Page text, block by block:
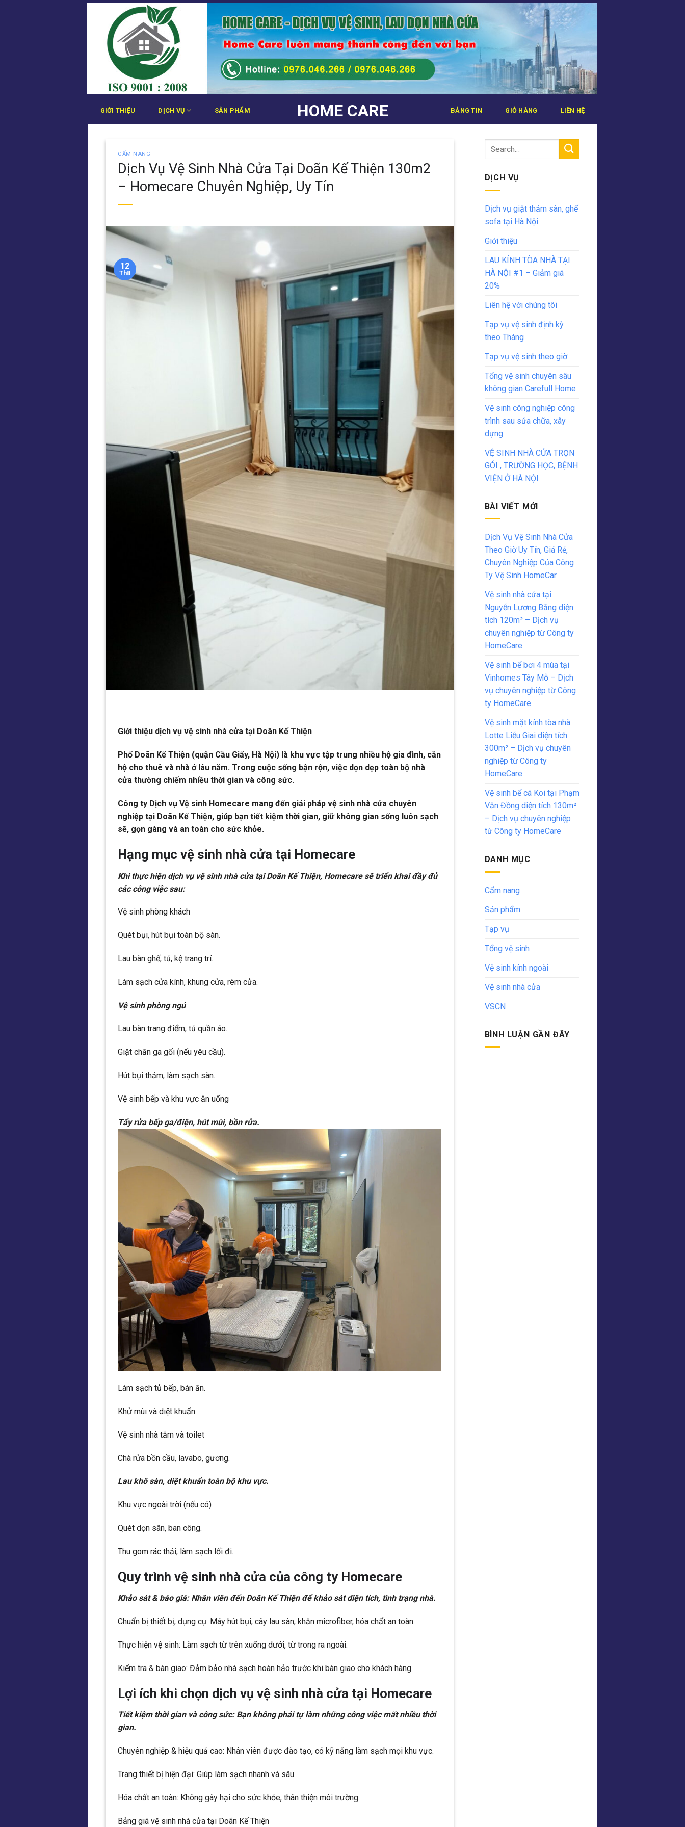
Bỏ
HOME CARE
GIỚI THIỆU DỊCH VỤ SẢN PHẨM BẢNG TIN GIỎ HÀNG LIÊN HỆ
CẨM NANG
Dịch Vụ Vệ Sinh Nhà Cửa Tại Doãn Kế Thiện 130m2
– Homecare Chuyên Nghiệp, Uy Tín
12
Th8
Giới thiệu dịch vụ vệ sinh nhà cửa tại Doãn Kế Thiện
Phố Doãn Kế Thiện (quận Cầu Giấy, Hà Nội) là khu vực tập trung nhiều hộ gia đình, căn
hộ cho thuê và nhà ở lâu năm. Trong cuộc sống bận rộn, việc dọn dẹp toàn bộ nhà
cửa thường chiếm nhiều thời gian và công sức.
Công ty Dịch vụ Vệ sinh Homecare mang đến giải pháp vệ sinh nhà cửa chuyên
nghiệp tại Doãn Kế Thiện, giúp bạn tiết kiệm thời gian, giữ không gian sống luôn sạch
sẽ, gọn gàng và an toàn cho sức khỏe.
Hạng mục vệ sinh nhà cửa tại Homecare
Khi thực hiện dịch vụ vệ sinh nhà cửa tại Doãn Kế Thiện, Homecare sẽ triển khai đầy đủ
các công việc sau:
Vệ sinh phòng khách
Quét bụi, hút bụi toàn bộ sàn.
Lau bàn ghế, tủ, kệ trang trí.
Làm sạch cửa kính, khung cửa, rèm cửa.
Vệ sinh phòng ngủ
Lau bàn trang điểm, tủ quần áo.
Giặt chăn ga gối (nếu yêu cầu).
Hút bụi thảm, làm sạch sàn.
Vệ sinh bếp và khu vực ăn uống
Tẩy rửa bếp ga/điện, hút mùi, bồn rửa.
Làm sạch tủ bếp, bàn ăn.
Khử mùi và diệt khuẩn.
Vệ sinh nhà tắm và toilet
Chà rửa bồn cầu, lavabo, gương.
Lau khô sàn, diệt khuẩn toàn bộ khu vực.
Khu vực ngoài trời (nếu có)
Quét dọn sân, ban công.
Thu gom rác thải, làm sạch lối đi.
Quy trình vệ sinh nhà cửa của công ty Homecare
Khảo sát & báo giá: Nhân viên đến Doãn Kế Thiện để khảo sát diện tích, tình trạng nhà.
Chuẩn bị thiết bị, dụng cụ: Máy hút bụi, cây lau sàn, khăn microfiber, hóa chất an toàn.
Thực hiện vệ sinh: Làm sạch từ trên xuống dưới, từ trong ra ngoài.
Kiểm tra & bàn giao: Đảm bảo nhà sạch hoàn hảo trước khi bàn giao cho khách hàng.
Lợi ích khi chọn dịch vụ vệ sinh nhà cửa tại Homecare
Tiết kiệm thời gian và công sức: Bạn không phải tự làm những công việc mất nhiều thời
gian.
Chuyên nghiệp & hiệu quả cao: Nhân viên được đào tạo, có kỹ năng làm sạch mọi khu vực.
Trang thiết bị hiện đại: Giúp làm sạch nhanh và sâu.
Hóa chất an toàn: Không gây hại cho sức khỏe, thân thiện môi trường.
Bảng giá vệ sinh nhà cửa tại Doãn Kế Thiện
DỊCH VỤ
Dịch vụ giặt thảm sàn, ghế
sofa tại Hà Nội
Giới thiệu
LAU KÍNH TÒA NHÀ TẠI
HÀ NỘI #1 – Giảm giá
20%
Liên hệ với chúng tôi
Tạp vụ vệ sinh định kỳ
theo Tháng
Tạp vụ vệ sinh theo giờ
Tổng vệ sinh chuyên sâu
không gian Carefull Home
Vệ sinh công nghiệp công
trình sau sửa chữa, xây
dựng
VỆ SINH NHÀ CỬA TRỌN
GÓI , TRƯỜNG HỌC, BỆNH
VIỆN Ở HÀ NỘI
BÀI VIẾT MỚI
Dịch Vụ Vệ Sinh Nhà Cửa
Theo Giờ Uy Tín, Giá Rẻ,
Chuyên Nghiệp Của Công
Ty Vệ Sinh HomeCar
Vệ sinh nhà cửa tại
Nguyễn Lương Bằng diện
tích 120m² – Dịch vụ
chuyên nghiệp từ Công ty
HomeCare
Vệ sinh bể bơi 4 mùa tại
Vinhomes Tây Mỗ – Dịch
vụ chuyên nghiệp từ Công
ty HomeCare
Vệ sinh mặt kính tòa nhà
Lotte Liễu Giai diện tích
300m² – Dịch vụ chuyên
nghiệp từ Công ty
HomeCare
Vệ sinh bể cá Koi tại Phạm
Văn Đồng diện tích 130m²
– Dịch vụ chuyên nghiệp
từ Công ty HomeCare
DANH MỤC
Cẩm nang
Sản phẩm
Tạp vụ
Tổng vệ sinh
Vệ sinh kính ngoài
Vệ sinh nhà cửa
VSCN
BÌNH LUẬN GẦN ĐÂY